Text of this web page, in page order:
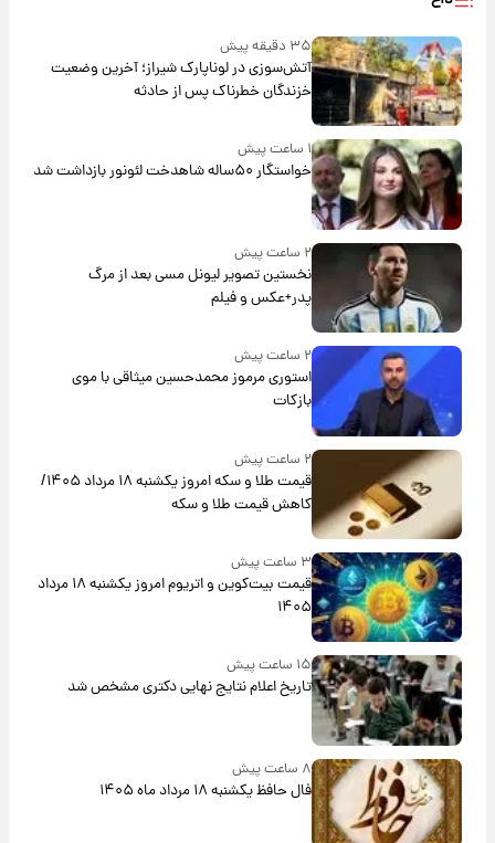
۳۵ دقیقه پیش
آتش‌سوزی در لوناپارک شیراز؛ آخرین وضعیت
خزندگان خطرناک پس از حادثه
۱ ساعت پیش
خواستگار ۵۰ساله شاهدخت لئونور بازداشت شد
۲ ساعت پیش
نخستین تصویر لیونل مسی بعد از مرگ
پدر+عکس و فیلم
۲ ساعت پیش
استوری مرموز محمدحسین میثاقی با موی
بازکات
۲ ساعت پیش
قیمت طلا و سکه امروز یکشنبه ۱۸ مرداد ۱۴۰۵/
کاهش قیمت طلا و سکه
۳ ساعت پیش
قیمت بیت‌کوین و اتریوم امروز یکشنبه ۱۸ مرداد
۱۴۰۵
۱۵ ساعت پیش
تاریخ اعلام نتایج نهایی دکتری مشخص شد
۸ ساعت پیش
فال حافظ یکشنبه ۱۸ مرداد ماه ۱۴۰۵